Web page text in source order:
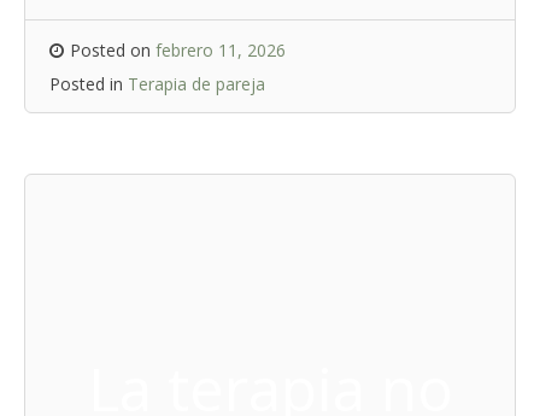
Posted on febrero 11, 2026
Posted in Terapia de pareja